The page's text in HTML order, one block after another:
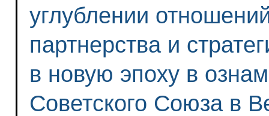
углублении
партнерства и
в новую эпоху в
Советского Союза в